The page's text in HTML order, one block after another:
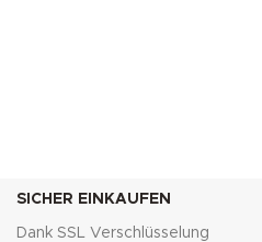
SICHER EINKAUFEN
Dank SSL Verschlüsselung